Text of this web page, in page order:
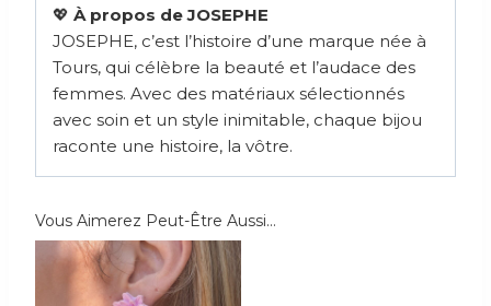
💖 À propos de JOSEPHE
JOSEPHE, c’est l’histoire d’une marque née à
Tours, qui célèbre la beauté et l’audace des
femmes. Avec des matériaux sélectionnés
avec soin et un style inimitable, chaque bijou
raconte une histoire, la vôtre.
Vous Aimerez Peut-Être Aussi…